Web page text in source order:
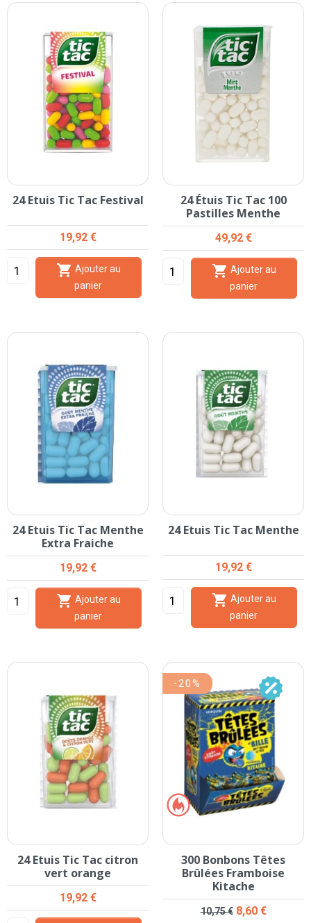
24 Etuis Tic Tac Festival
Prix
19,92 €

panier
24 Étuis Tic Tac 100
Pastilles Menthe
Prix
49,92 €

panier
24 Etuis Tic Tac Menthe
Extra Fraiche
Prix
19,92 €

panier
24 Etuis Tic Tac Menthe
Prix
19,92 €

panier
24 Etuis Tic Tac citron
vert orange
Prix
19,92 €
300 Bonbons Têtes
Brûlées Framboise
Kitache
Prix de base
10,75 € Prix
8,60 €
-20%